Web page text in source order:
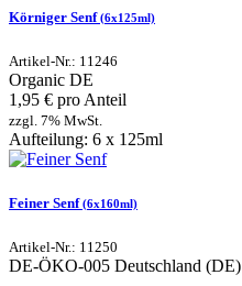
Körniger Senf(6x125ml)
Artikel-Nr.: 11246
Organic DE
1,95 € pro Anteil
zzgl. 7% MwSt.
Aufteilung: 6 x 125ml
Feiner Senf(6x160ml)
Artikel-Nr.: 11250
DE-ÖKO-005 Deutschland (DE)